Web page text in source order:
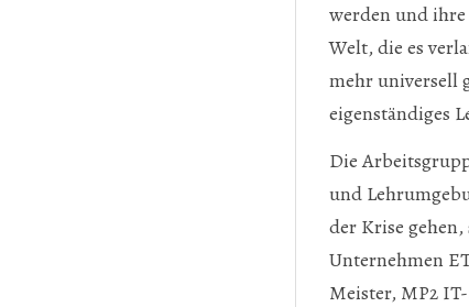
werden und
Welt, die es
mehr universell
eigenständiges
Die
und
der Krise
Unternehmen
Meister, MP2